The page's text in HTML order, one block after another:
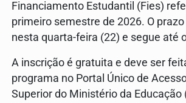
Financiamento Estudantil (Fies)
primeiro semestre de 2026. O
nesta quarta-feira (22) e segue até
A inscrição é gratuita e deve ser
programa no Portal Único de
Superior do Ministério da Educação